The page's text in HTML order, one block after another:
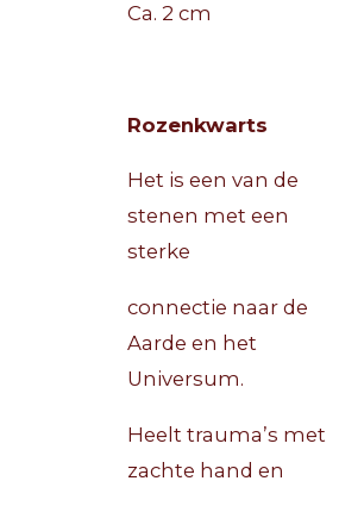
Ca. 2 cm
Rozenkwarts
Het is een van de
stenen met een
sterke
connectie naar de
Aarde en het
Universum.
Heelt trauma’s met
zachte hand en